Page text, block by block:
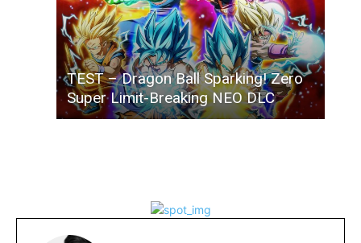
TEST – Dragon Ball Sparking! Zero
Super Limit-Breaking NEO DLC